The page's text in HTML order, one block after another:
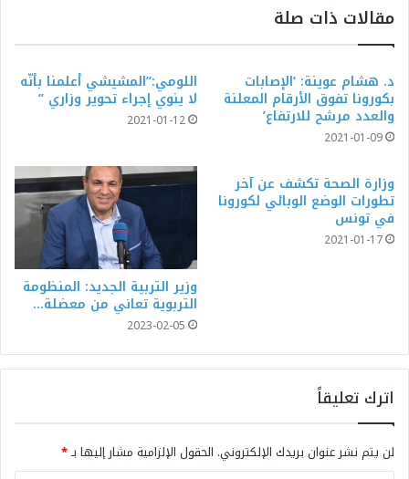
مقالات ذات صلة
د. هشام عوينة: ‘الإصابات
بكورونا تفوق الأرقام المعلنة
والعدد مرشح للارتفاع’
2021-01-09
اللومي:”المشيشي أعلمنا بأنّه
لا ينوي إجراء تحوير وزاري ”
2021-01-12
وزارة الصحة تكشف عن آخر
تطورات الوضع الوبائي لكورونا
في تونس
2021-01-17
وزير التربية الجديد: المنظومة
التربوية تعاني من معضلة…
2023-02-05
اترك تعليقاً
لن يتم نشر عنوان بريدك الإلكتروني. الحقول الإلزامية مشار إليها بـ*